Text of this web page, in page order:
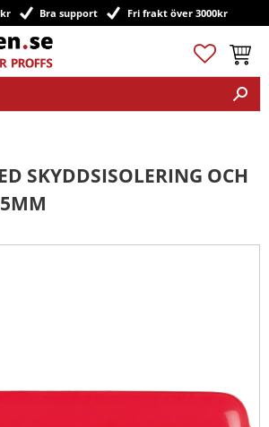
Bra support Fri frakt över 3000kr
Favoriter
SKYDDSISOLERING OCH